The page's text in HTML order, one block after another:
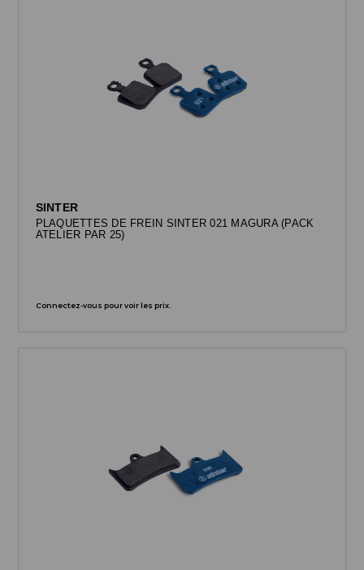
SINTER
PLAQUETTES DE FREIN SINTER 021 MAGURA (PACK
ATELIER PAR 25)
Connectez-vous pour voir les prix.